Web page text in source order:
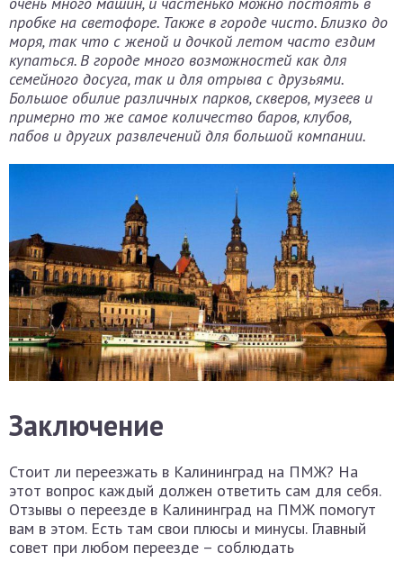
пробке на светофоре. Также в городе чисто. Близко до
моря, так что с женой и дочкой летом часто ездим
купаться. В городе много возможностей как для
семейного досуга, так и для отрыва с друзьями.
Большое обилие различных парков, скверов, музеев и
примерно то же самое количество баров, клубов,
пабов и других развлечений для большой компании.
Заключение
Стоит ли переезжать в Калининград на ПМЖ? На
этот вопрос каждый должен ответить сам для себя.
Отзывы о переезде в Калининград на ПМЖ помогут
вам в этом. Есть там свои плюсы и минусы. Главный
совет при любом переезде – соблюдать